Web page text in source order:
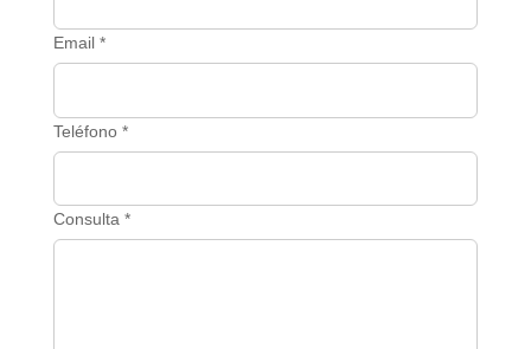
Email *
Teléfono *
Consulta *